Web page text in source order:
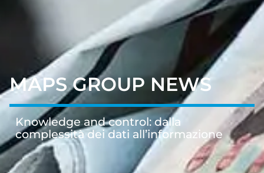
MAPS GROUP NEWS
Knowledge and control: dalla
complessità dei dati all’informazione